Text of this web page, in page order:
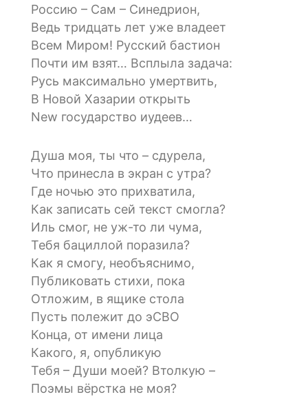
Россию – Сам – Синедрион,
Ведь тридцать лет уже владеет
Всем Миром! Русский бастион
Почти им взят… Всплыла задача:
Русь максимально умертвить,
В Новой Хазарии открыть
New государство иудеев…
Душа моя, ты что – сдурела,
Что принесла в экран с утра?
Где ночью это прихватила,
Как записать сей текст смогла?
Иль смог, не уж-то ли чума,
Тебя бациллой поразила?
Как я смогу, необъяснимо,
Публиковать стихи, пока
Отложим, в ящике стола
Пусть полежит до эСВО
Конца, от имени лица
Какого, я, опубликую
Тебя – Души моей? Втолкую –
Поэмы вёрстка не моя?